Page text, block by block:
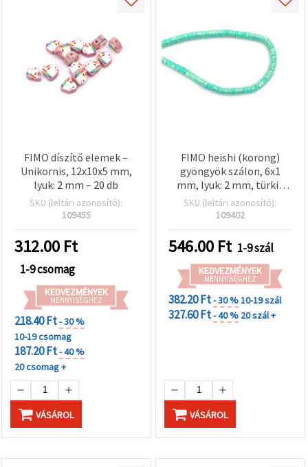
FIMO díszítő elemek –
Unikornis, 12x10x5 mm,
lyuk: 2 mm – 20 db
SKU (leltári azonosító):
109455
312.00 Ft
1-9 csomag
KEDVEZMÉNYEK
MENNYISÉGHEZ
218.40 Ft- 30 %
10-19 csomag
187.20 Ft- 40 %
20 csomag +
VÁSÁROL
FIMO heishi (korong)
gyöngyök szálon, 6x1
mm, lyuk: 2 mm, türkiz
aranyszínű pigmenttel,
~350 db
SKU (leltári azonosító):
109402
546.00 Ft 1-9 szál
KEDVEZMÉNYEK
MENNYISÉGHEZ
382.20 Ft- 30 %10-19 szál
327.60 Ft- 40 % 20 szál +
VÁSÁROL